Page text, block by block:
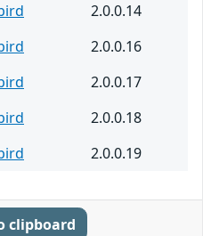
2.0.0.14
2.0.0.16
2.0.0.17
2.0.0.18
2.0.0.19
clipboard